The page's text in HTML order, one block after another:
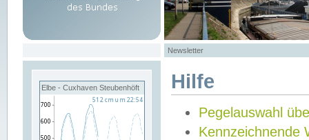
Newsletter
Elbe - Cuxhaven Steubenhöft Hilfe
Pegelauswahl
Kennzeichnende